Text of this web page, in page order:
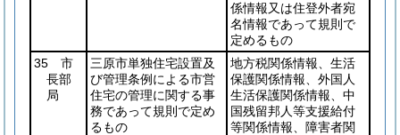
係情報又は住登外者宛
名情報であって規則で
定めるもの
35 市
長部
局
三原市単独住宅設置及
び管理条例による市営
住宅の管理に関する事
務であって規則で定め
るもの
地方税関係情報、生活
保護関係情報、外国人
生活保護関係情報、中
国残留邦人等支援給付
等関係情報、障害者関